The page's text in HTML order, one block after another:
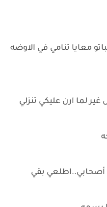
معايا تنامي في الاوضه
لما ارن عليكي تنزلي
أصحابي..اطلعي بقي